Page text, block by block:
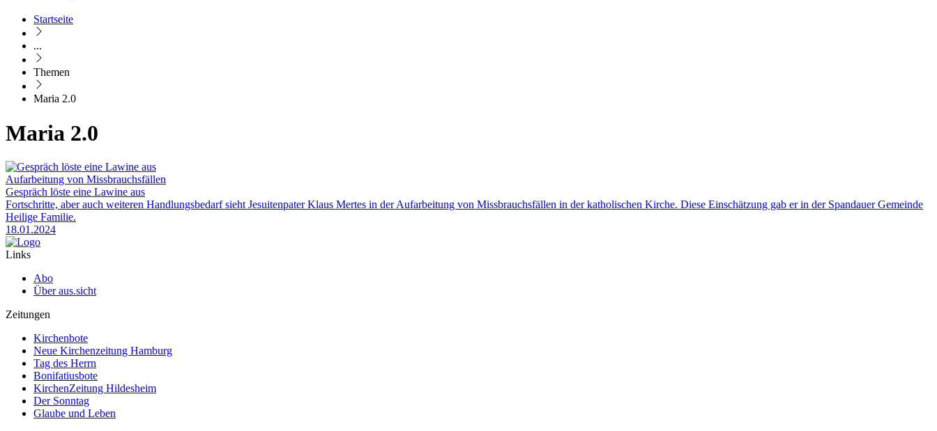
Startseite
...
Themen
Maria 2.0
Maria 2.0
Aufarbeitung von Missbrauchsfällen
Gespräch löste eine Lawine aus
Fortschritte, aber auch weiteren Handlungsbedarf sieht Jesuitenpater Klaus Mertes in der Aufarbeitung von Missbrauchsfällen in der katholischen Kirche. Diese Einschätzung gab er in der Spandauer Gemeinde
Heilige Familie.
18.01.2024
Links
Abo
Über aus.sicht
Zeitungen
Kirchenbote
Neue Kirchenzeitung Hamburg
Tag des Herrn
Bonifatiusbote
KirchenZeitung Hildesheim
Der Sonntag
Glaube und Leben